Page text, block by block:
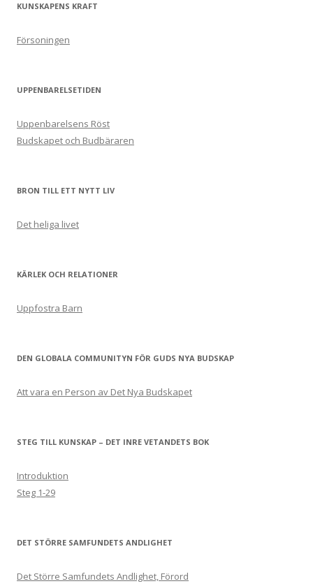
KUNSKAPENS KRAFT
Försoningen
UPPENBARELSETIDEN
Uppenbarelsens Röst
Budskapet och Budbäraren
BRON TILL ETT NYTT LIV
Det heliga livet
KÄRLEK OCH RELATIONER
Uppfostra Barn
DEN GLOBALA COMMUNITYN FÖR GUDS NYA BUDSKAP
Att vara en Person av Det Nya Budskapet
STEG TILL KUNSKAP – DET INRE VETANDETS BOK
Introduktion
Steg 1-29
DET STÖRRE SAMFUNDETS ANDLIGHET
Det Större Samfundets Andlighet, Förord